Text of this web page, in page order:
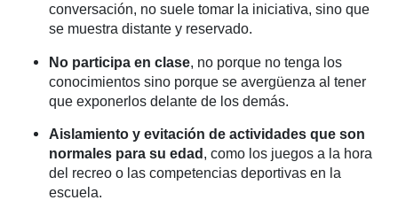
conversación, no suele tomar la iniciativa, sino que
se muestra distante y reservado.
No participa en clase, no porque no tenga los
conocimientos sino porque se avergüenza al tener
que exponerlos delante de los demás.
Aislamiento y evitación de actividades que son
normales para su edad, como los juegos a la hora
del recreo o las competencias deportivas en la
escuela.